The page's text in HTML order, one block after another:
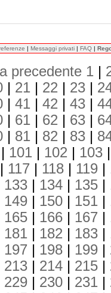
| Messaggi privati | FAQ |
precedente 1 |
| 21 | 22 | 23 |
| 41 | 42 | 43 |
| 61 | 62 | 63 |
| 81 | 82 | 83 |
| 101 | 102 | 103
| 117 | 118 | 119 |
133 | 134 | 135 |
149 | 150 | 151 |
165 | 166 | 167 |
181 | 182 | 183 |
197 | 198 | 199 |
213 | 214 | 215 |
229 | 230 | 231 |